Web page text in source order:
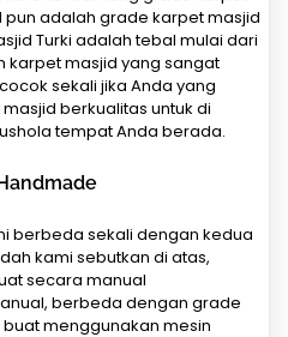
pun adalah grade karpet masjid
Turki adalah tebal mulai dari
karpet masjid yang sangat
sekali jika Anda yang
berkualitas untuk di
tempat Anda berada.
berbeda sekali dengan kedua
kami sebutkan di atas,
secara manual
berbeda dengan grade
menggunakan mesin